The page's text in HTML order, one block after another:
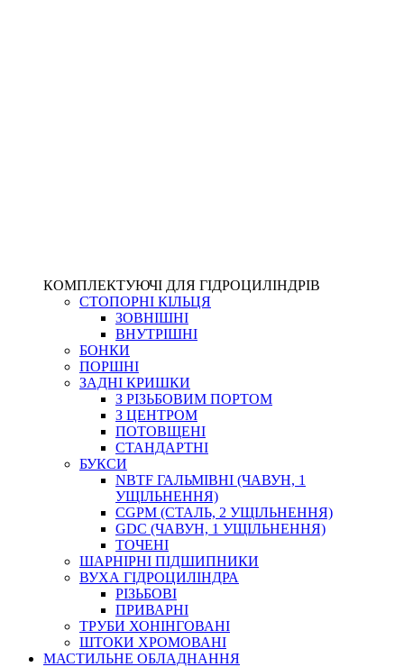
КОМПЛЕКТУЮЧІ ДЛЯ ГІДРОЦИЛІНДРІВ
СТОПОРНІ КІЛЬЦЯ
ЗОВНІШНІ
ВНУТРІШНІ
БОНКИ
ПОРШНІ
ЗАДНІ КРИШКИ
З РІЗЬБОВИМ ПОРТОМ
З ЦЕНТРОМ
ПОТОВЩЕНІ
СТАНДАРТНІ
БУКСИ
NBTF ГАЛЬМІВНІ (ЧАВУН, 1
УЩІЛЬНЕННЯ)
CGPM (СТАЛЬ, 2 УЩІЛЬНЕННЯ)
GDC (ЧАВУН, 1 УЩІЛЬНЕННЯ)
ТОЧЕНІ
ШАРНІРНІ ПІДШИПНИКИ
ВУХА ГІДРОЦИЛІНДРА
РІЗЬБОВІ
ПРИВАРНІ
ТРУБИ ХОНІНГОВАНІ
ШТОКИ ХРОМОВАНІ
МАСТИЛЬНЕ ОБЛАДНАННЯ